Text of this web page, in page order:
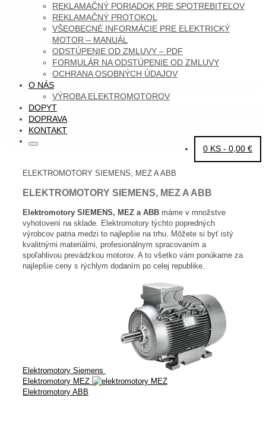
REKLAMAČNÝ PORIADOK PRE SPOTREBITEĽOV
REKLAMAČNÝ PROTOKOL
VŠEOBECNÉ INFORMÁCIE PRE ELEKTRICKÝ
MOTOR – MANUÁL
ODSTÚPENIE OD ZMLUVY – PDF
FORMULÁR NA ODSTÚPENIE OD ZMLUVY
OCHRANA OSOBNÝCH ÚDAJOV
O NÁS
VÝROBA ELEKTROMOTOROV
DOPYT
DOPRAVA
KONTAKT
0 KS - 0,00 €
Search
Search
HOME
ELEKTROMOTORY SIEMENS, MEZ A ABB
ELEKTROMOTORY SIEMENS, MEZ A ABB
Elektromotory SIEMENS, MEZ a ABB máme v množstve
vyhotovení na sklade. Elektromotory týchto popredných
výrobcov patria medzi to najlepšie na trhu. Môžete si byť istý
kvalitnými materiálmi, profesionálnym spracovaním a
spoľahlivou prevádzkou motorov. A to všetko vám ponúkame za
najlepšie ceny s rýchlym dodaním po celej republike.
Elektromotory Siemens
Elektromotory MEZ
Elektromotory ABB